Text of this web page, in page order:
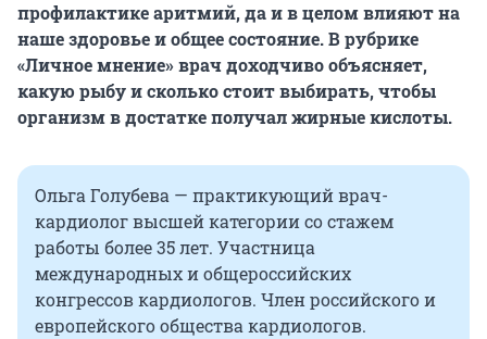
профилактике аритмий, да и в целом влияют на
наше здоровье и общее состояние. В рубрике
«Личное мнение» врач доходчиво объясняет,
какую рыбу и сколько стоит выбирать, чтобы
организм в достатке получал жирные кислоты.
Ольга Голубева — практикующий врач-
кардиолог высшей категории со стажем
работы более 35 лет. Участница
международных и общероссийских
конгрессов кардиологов. Член российского и
европейского общества кардиологов.